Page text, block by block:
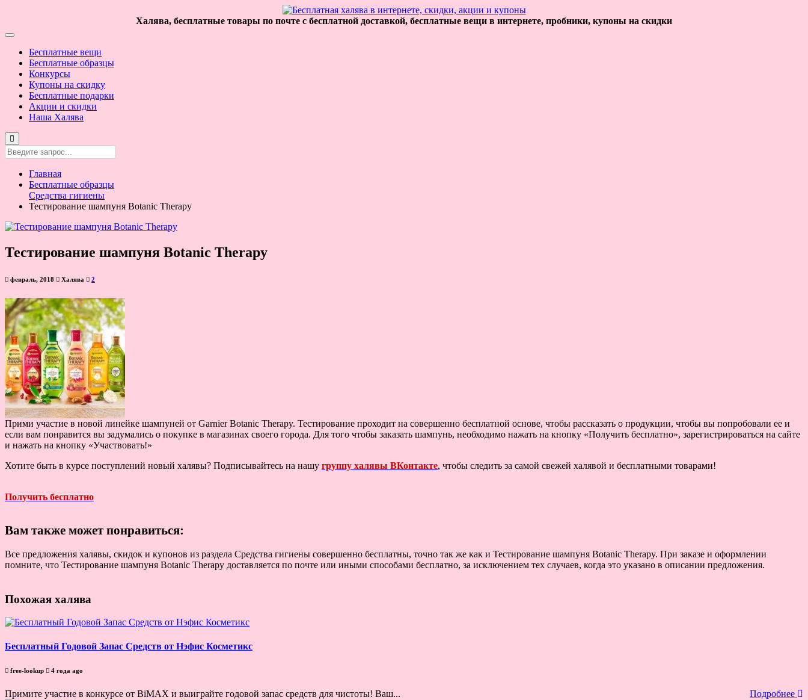
Халява, бесплатные товары по почте с бесплатной доставкой, бесплатные вещи в интернете, пробники, купоны на скидки
Бесплатные вещи
Бесплатные образцы
Конкурсы
Купоны на скидку
Бесплатные подарки
Акции и скидки
Наша Халява
Главная
Бесплатные образцы
Средства гигиены
Тестирование шампуня Botanic Therapy
Тестирование шампуня Botanic Therapy
февраль, 2018 Халява 2
Прими участие в новой линейке шампуней от Garnier Botanic Therapy. Тестирование проходит на совершенно бесплатной основе, чтобы рассказать о продукции, чтобы вы попробовали ее и
если вам понравится вы задумались о покупке в магазинах своего города. Для того чтобы заказать шампунь, необходимо нажать на кнопку «Получить бесплатно», зарегистрироваться на сайте
и нажать на кнопку «Участвовать!»
Хотите быть в курсе поступлений новый халявы? Подписывайтесь на нашу группу халявы ВКонтакте, чтобы следить за самой свежей халявой и бесплатными товарами!
Получить бесплатно
Вам также может понравиться:
Все предложения халявы, скидок и купонов из раздела Средства гигиены совершенно бесплатны, точно так же как и Тестирование шампуня Botanic Therapy. При заказе и оформлении
помните, что Тестирование шампуня Botanic Therapy доставляется по почте или иными способами бесплатно, за исключением тех случаев, когда это указано в описании предложения.
Похожая халява
Бесплатный Годовой Запас Средств от Нэфис Косметикс
free-lookup 4 года ago
Примите участие в конкурсе от BiMAX и выиграйте годовой запас средств для чистоты! Ваш... Подробнее